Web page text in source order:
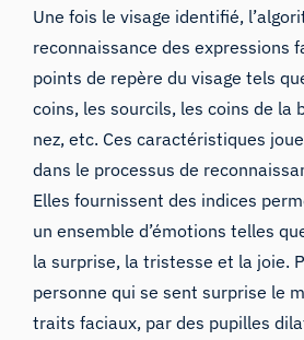
Une fois le visage identifié,
reconnaissance des expressions
points de repère du visage tels
coins, les sourcils, les coins de la
nez, etc. Ces caractéristiques
dans le processus de
Elles fournissent des indices
un ensemble d’émotions telles
la surprise, la tristesse et la joie.
personne qui se sent surprise le
traits faciaux, par des pupilles